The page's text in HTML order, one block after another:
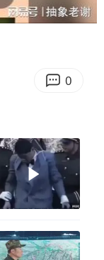
06:55
Enter
0